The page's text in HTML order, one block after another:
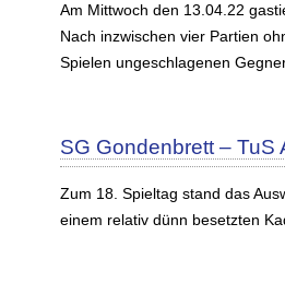
Am Mittwoch den 13.04.22
Nach inzwischen vier Partien
Spielen ungeschlagenen
SG Gondenbrett – TuS
Zum 18. Spieltag stand das
einem relativ dünn besetzten